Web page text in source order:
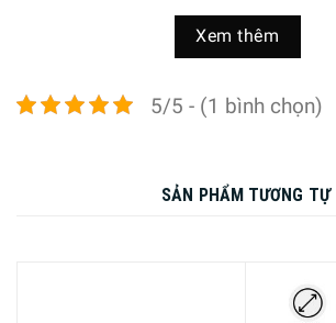
cấp có khả năng chịu nhiệt, giúp người
việc tiêu hao năng lượng điện được
Xem thêm
5/5 - (1 bình chọn)
SẢN PHẨM TƯƠNG TỰ